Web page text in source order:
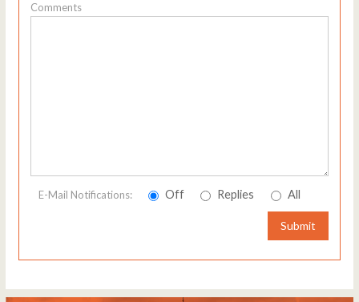
Comments
E-Mail Notifications: Off Replies All
Submit